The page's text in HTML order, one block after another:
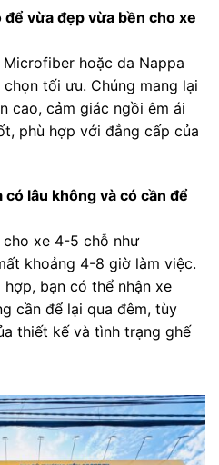
để vừa đẹp vừa bền cho xe
hoặc da Nappa
tối ưu. Chúng mang lại
cao, cảm giác ngồi êm ái
phù hợp với đẳng cấp của
lâu không và có cần để
xe 4-5 chỗ như
khoảng 4-8 giờ làm việc.
bạn có thể nhận xe
cần để lại qua đêm, tùy
thiết kế và tình trạng ghế